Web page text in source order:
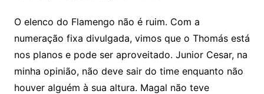
O elenco do Flamengo não é ruim. Com a
numeração fixa divulgada, vimos que o Thomás está
nos planos e pode ser aproveitado. Junior Cesar, na
minha opinião, não deve sair do time enquanto não
houver alguém à sua altura. Magal não teve